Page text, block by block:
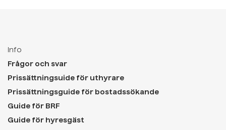
Info
Frågor och svar
Prissättningsuide för uthyrare
Prissättningsguide för bostadssökande
Guide för BRF
Guide för hyresgäst